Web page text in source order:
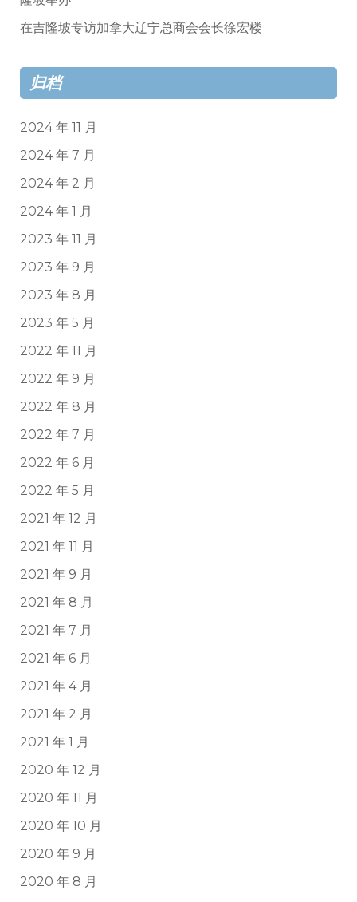
在吉隆坡专访加拿大辽宁总商会会长徐宏楼
归档
2024 年 11 月
2024 年 7 月
2024 年 2 月
2024 年 1 月
2023 年 11 月
2023 年 9 月
2023 年 8 月
2023 年 5 月
2022 年 11 月
2022 年 9 月
2022 年 8 月
2022 年 7 月
2022 年 6 月
2022 年 5 月
2021 年 12 月
2021 年 11 月
2021 年 9 月
2021 年 8 月
2021 年 7 月
2021 年 6 月
2021 年 4 月
2021 年 2 月
2021 年 1 月
2020 年 12 月
2020 年 11 月
2020 年 10 月
2020 年 9 月
2020 年 8 月